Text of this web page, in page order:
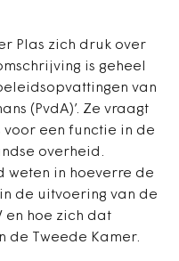
Plas zich druk over
is geheel
van
(PvdA)’. Ze vraagt
een functie in de
overheid.
weten in hoeverre de
de uitvoering van de
en hoe zich dat
de Tweede Kamer.